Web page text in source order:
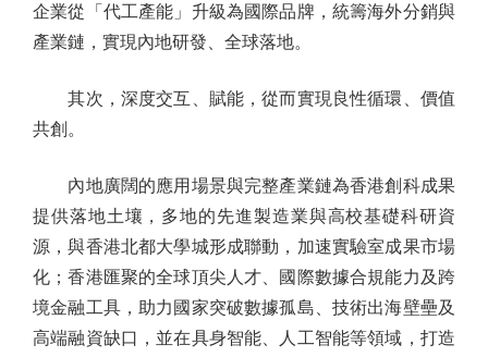
企業從「代工產能」升級為國際品牌，統籌海外分銷與
產業鏈，實現內地研發、全球落地。
其次，深度交互、賦能，從而實現良性循環、價值
共創。
內地廣闊的應用場景與完整產業鏈為香港創科成果
提供落地土壤，多地的先進製造業與高校基礎科研資
源，與香港北都大學城形成聯動，加速實驗室成果市場
化；香港匯聚的全球頂尖人才、國際數據合規能力及跨
境金融工具，助力國家突破數據孤島、技術出海壁壘及
高端融資缺口，並在具身智能、人工智能等領域，打造